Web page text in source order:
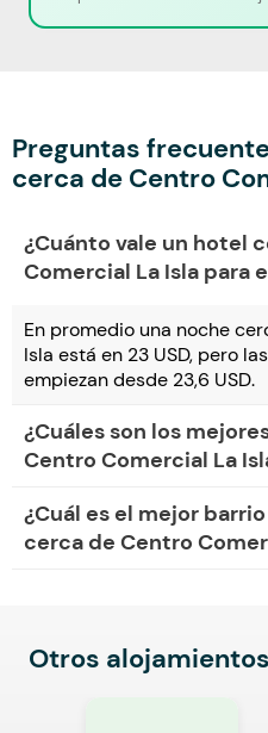
Preguntas
cerca de Centro
¿Cuánto vale un hotel
Comercial La Isla para
En promedio una noche
Isla está en 23 USD, pero
empiezan desde 23,6 USD.
¿Cuáles son los
Centro Comercial La
¿Cuál es el mejor
cerca de Centro
Otros